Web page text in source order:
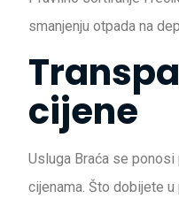
smanjenju otpada na
cijene
Usluga Braća se
cijenama. Što dobijete